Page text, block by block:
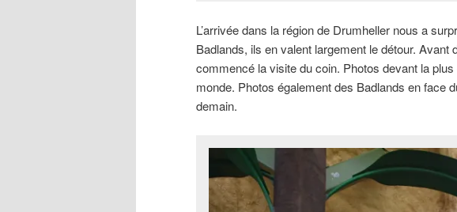
L’arrivée dans la région de Drumheller nous a
Badlands, ils en valent largement le détour.
commencé la visite du coin. Photos devant la
monde. Photos également des Badlands en face
demain.